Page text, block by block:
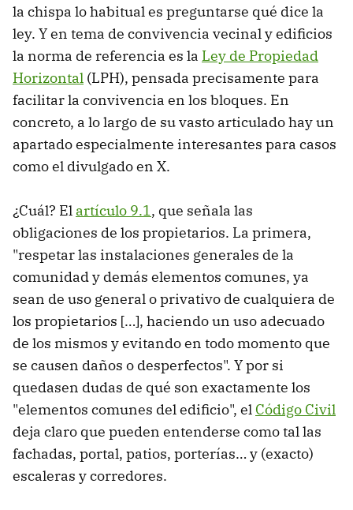
la chispa lo habitual es preguntarse qué dice la
ley. Y en tema de convivencia vecinal y edificios
la norma de referencia es la Ley de Propiedad
Horizontal (LPH), pensada precisamente para
facilitar la convivencia en los bloques. En
concreto, a lo largo de su vasto articulado hay un
apartado especialmente interesantes para casos
como el divulgado en X.
¿Cuál? El artículo 9.1, que señala las
obligaciones de los propietarios. La primera,
"respetar las instalaciones generales de la
comunidad y demás elementos comunes, ya
sean de uso general o privativo de cualquiera de
los propietarios […], haciendo un uso adecuado
de los mismos y evitando en todo momento que
se causen daños o desperfectos". Y por si
quedasen dudas de qué son exactamente los
"elementos comunes del edificio", el Código Civil
deja claro que pueden entenderse como tal las
fachadas, portal, patios, porterías… y (exacto)
escaleras y corredores.